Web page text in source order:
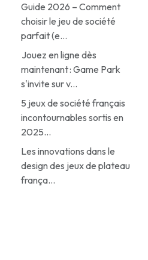
Guide 2026 – Comment
choisir le jeu de société
parfait (e...
Jouez en ligne dès
maintenant : Game Park
s'invite sur v...
5 jeux de société français
incontournables sortis en
2025...
Les innovations dans le
design des jeux de plateau
frança...